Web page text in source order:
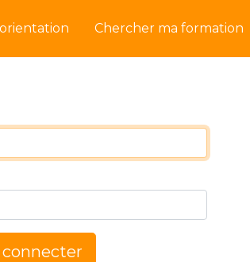
Chercher ma formation
connecter